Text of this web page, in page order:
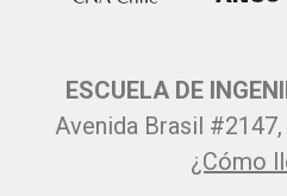
ESCUELA DE
Avenida Brasil
¿Cómo